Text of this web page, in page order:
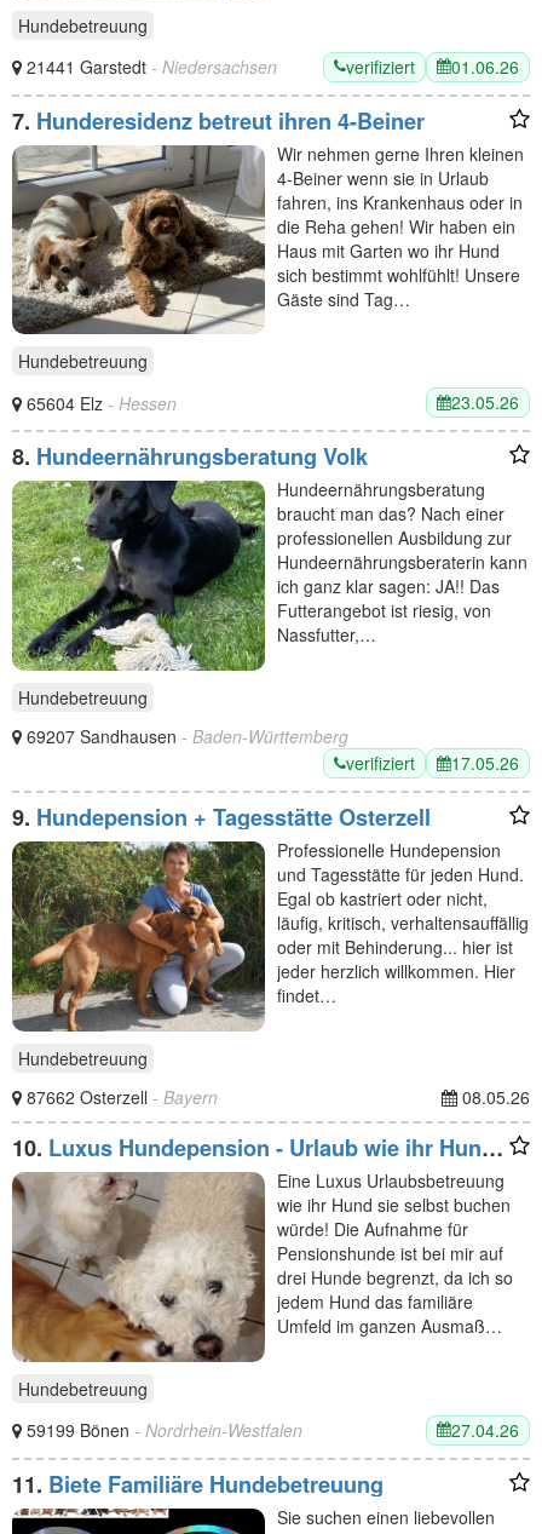
Hundebetreuung
21441 Garstedt - Niedersachsen verifiziert 01.06.26
7. Hunderesidenz betreut ihren 4-Beiner
Wir nehmen gerne Ihren kleinen
4-Beiner wenn sie in Urlaub
fahren, ins Krankenhaus oder in
die Reha gehen! Wir haben ein
Haus mit Garten wo ihr Hund
sich bestimmt wohlfühlt! Unsere
Gäste sind Tag…
Hundebetreuung
65604 Elz - Hessen 23.05.26
8. Hundeernährungsberatung Volk
Hundeernährungsberatung
braucht man das? Nach einer
professionellen Ausbildung zur
Hundeernährungsberaterin kann
ich ganz klar sagen: JA!! Das
Futterangebot ist riesig, von
Nassfutter,…
Hundebetreuung
69207 Sandhausen - Baden-Württemberg
verifiziert
17.05.26
9. Hundepension + Tagesstätte Osterzell
Professionelle Hundepension
und Tagesstätte für jeden Hund.
Egal ob kastriert oder nicht,
läufig, kritisch, verhaltensauffällig
oder mit Behinderung... hier ist
jeder herzlich willkommen. Hier
findet…
Hundebetreuung
87662 Osterzell - Bayern 08.05.26
10. Luxus Hundepension - Urlaub wie ihr Hund
ihn selbst buchen würde Eine Luxus Urlaubsbetreuung
wie ihr Hund sie selbst buchen
würde! Die Aufnahme für
Pensionshunde ist bei mir auf
drei Hunde begrenzt, da ich so
jedem Hund das familiäre
Umfeld im ganzen Ausmaß…
Hundebetreuung
59199 Bönen - Nordrhein-Westfalen 27.04.26
11. Biete Familiäre Hundebetreuung
Sie suchen einen liebevollen